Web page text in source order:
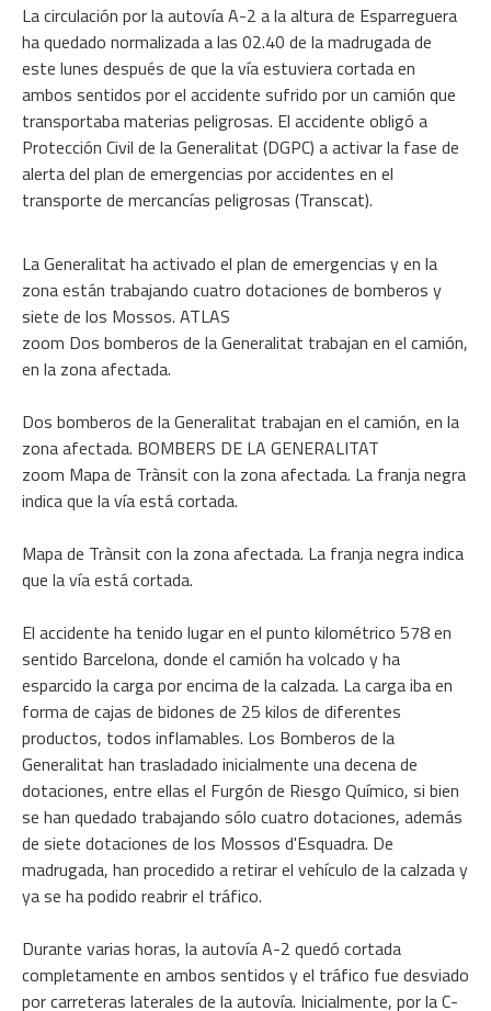
La circulación por la autovía A-2 a la altura de Esparreguera
ha quedado normalizada a las 02.40 de la madrugada de
este lunes después de que la vía estuviera cortada en
ambos sentidos por el accidente sufrido por un camión que
transportaba materias peligrosas. El accidente obligó a
Protección Civil de la Generalitat (DGPC) a activar la fase de
alerta del plan de emergencias por accidentes en el
transporte de mercancías peligrosas (Transcat).
La Generalitat ha activado el plan de emergencias y en la
zona están trabajando cuatro dotaciones de bomberos y
siete de los Mossos. ATLAS
zoom Dos bomberos de la Generalitat trabajan en el camión,
en la zona afectada.
Dos bomberos de la Generalitat trabajan en el camión, en la
zona afectada. BOMBERS DE LA GENERALITAT
zoom Mapa de Trànsit con la zona afectada. La franja negra
indica que la vía está cortada.
Mapa de Trànsit con la zona afectada. La franja negra indica
que la vía está cortada.
El accidente ha tenido lugar en el punto kilométrico 578 en
sentido Barcelona, donde el camión ha volcado y ha
esparcido la carga por encima de la calzada. La carga iba en
forma de cajas de bidones de 25 kilos de diferentes
productos, todos inflamables. Los Bomberos de la
Generalitat han trasladado inicialmente una decena de
dotaciones, entre ellas el Furgón de Riesgo Químico, si bien
se han quedado trabajando sólo cuatro dotaciones, además
de siete dotaciones de los Mossos d'Esquadra. De
madrugada, han procedido a retirar el vehículo de la calzada y
ya se ha podido reabrir el tráfico.
Durante varias horas, la autovía A-2 quedó cortada
completamente en ambos sentidos y el tráfico fue desviado
por carreteras laterales de la autovía. Inicialmente, por la C-